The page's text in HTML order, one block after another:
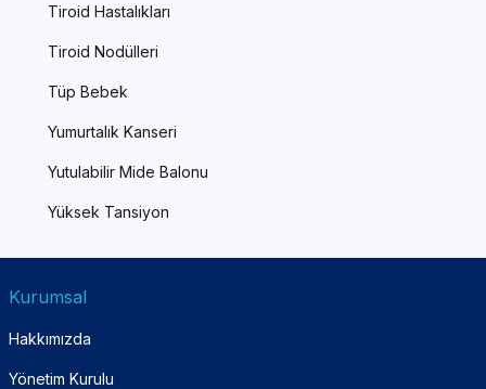
Tiroid Hastalıkları
Tiroid Nodülleri
Tüp Bebek
Yumurtalık Kanseri
Yutulabilir Mide Balonu
Yüksek Tansiyon
Kurumsal
Hakkımızda
Yönetim Kurulu